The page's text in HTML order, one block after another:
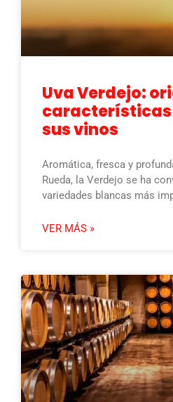
Uva Verdejo:
características
sus vinos
Aromática, fresca y
Rueda, la Verdejo se ha
variedades blancas más
VER MÁS »